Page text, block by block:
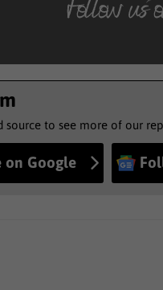
source to see more of our
on Google